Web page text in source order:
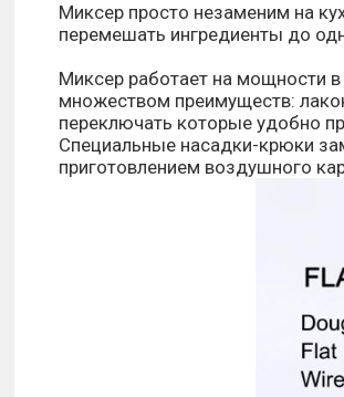
Миксер просто незаменим на
перемешать ингредиенты до
Миксер работает на мощности
множеством преимуществ:
переключать которые удобно
Специальные насадки-крюки
приготовлением воздушного